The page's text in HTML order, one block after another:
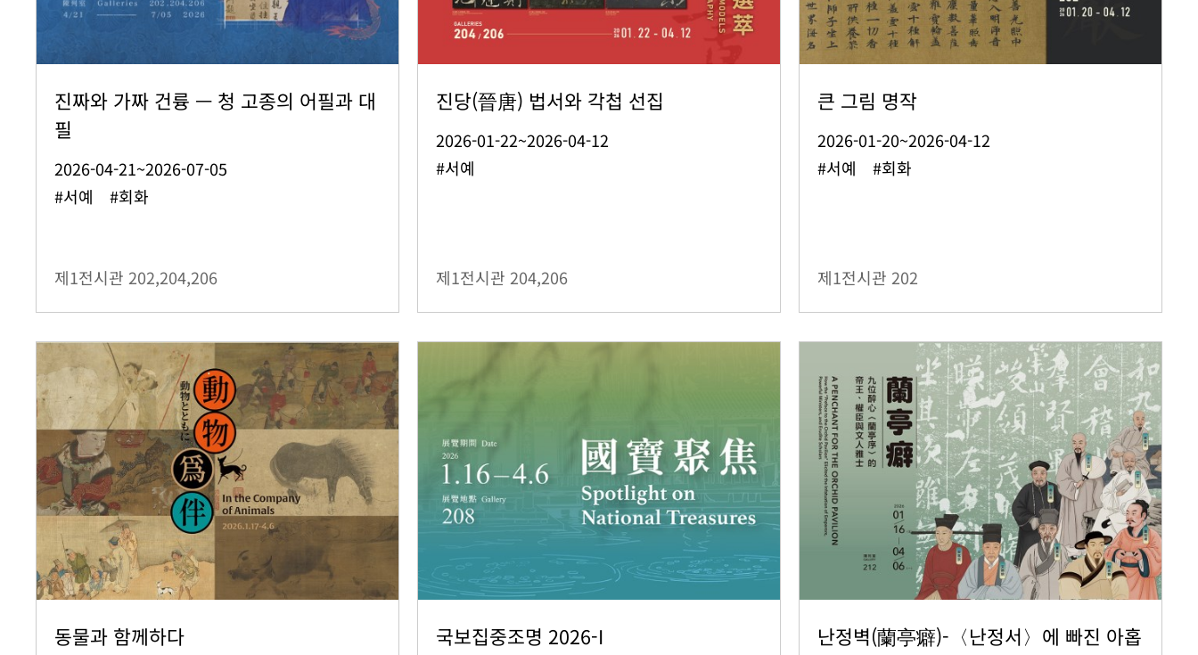
진짜와 가짜 건륭 — 청 고종의 어필과 대
필
2026-04-21~2026-07-05
#서예 #회화
제1전시관 202,204,206
진당(晉唐) 법서와 각첩 선집
2026-01-22~2026-04-12
#서예
제1전시관 204,206
큰 그림 명작
2026-01-20~2026-04-12
#서예 #회화
제1전시관 202
동물과 함께하다 국보집중조명 2026-I
난정벽(蘭亭癖)-〈난정서〉에 빠진 아홉